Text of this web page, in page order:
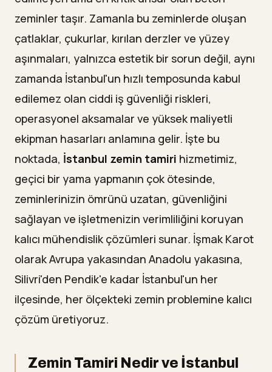
zeminler taşır. Zamanla bu zeminlerde oluşan
çatlaklar, çukurlar, kırılan derzler ve yüzey
aşınmaları, yalnızca estetik bir sorun değil, aynı
zamanda İstanbul'un hızlı temposunda kabul
edilemez olan ciddi iş güvenliği riskleri,
operasyonel aksamalar ve yüksek maliyetli
ekipman hasarları anlamına gelir. İşte bu
noktada, İstanbul zemin tamiri hizmetimiz,
geçici bir yama yapmanın çok ötesinde,
zeminlerinizin ömrünü uzatan, güvenliğini
sağlayan ve işletmenizin verimliliğini koruyan
kalıcı mühendislik çözümleri sunar. İşmak Karot
olarak Avrupa yakasından Anadolu yakasına,
Silivri'den Pendik'e kadar İstanbul'un her
ilçesinde, her ölçekteki zemin problemine kalıcı
çözüm üretiyoruz.
Zemin Tamiri Nedir ve İstanbul